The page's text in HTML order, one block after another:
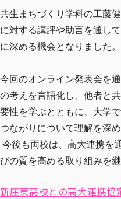
教育実践活動（教育学科
禅のこころ
学費（学部学科）
授業料減免・奨学金等
宿舎の紹介
学生自主活動支援
社会人学生の育児支援（
学生総合補償制度
スポーツ傷害保険
共生まちづくり学科の工藤
に対する講評や助言を通して
に深める機会となりました。
今回のオンライン発表会を通
の考えを言語化し、他者と共
要性を学ぶとともに、 大学
つながりについて理解を深
今後も両校は、高大連携を
びの質を高める取り組みを
新庄東高校との高大連携協